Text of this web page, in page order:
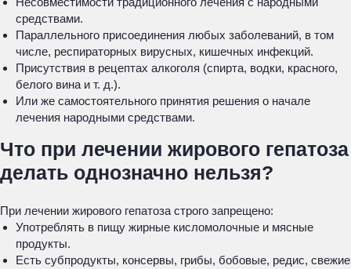
средствами.
Параллельного присоединения любых заболеваний, в том
числе, респираторных вирусных, кишечных инфекций.
Присутствия в рецептах алкоголя (спирта, водки, красного,
белого вина и т. д.).
Или же самостоятельного принятия решения о начале
лечения народными средствами.
Что при лечении жирового гепатоза
делать однозначно нельзя?
При лечении жирового гепатоза строго запрещено:
Употреблять в пищу жирные кисломолочные и мясные
продукты.
Есть субпродукты, консервы, грибы, бобовые, редис, свежие